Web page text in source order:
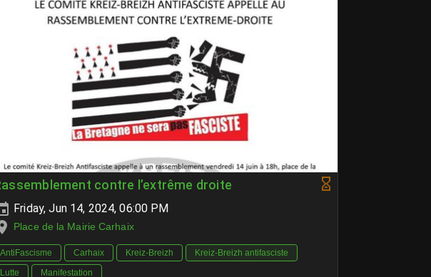
contre l’extrême droite
Friday, Jun 14, 2024, 06:00 PM
Place de la Mairie Carhaix
AntiFascisme Carhaix Kreiz-Breizh
Kreiz-Breizh antifasciste
Lutte
Manifestation